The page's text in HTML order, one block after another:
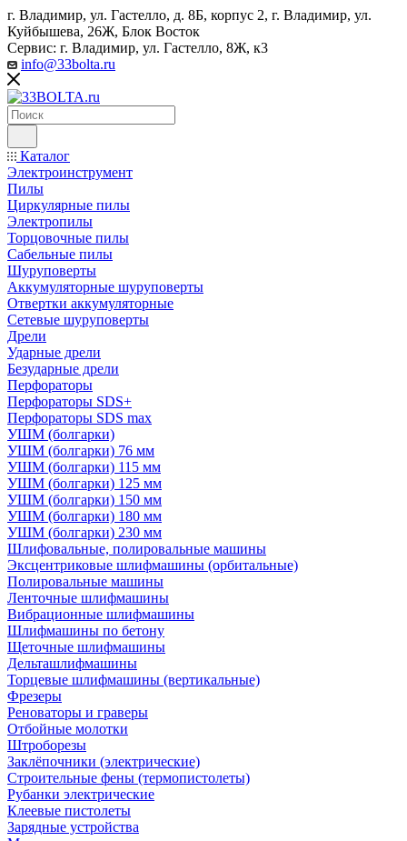
г. Владимир, ул. Гастелло, д. 8Б, корпус 2, г. Владимир, ул. ​
Куйбышева, 26Ж, Блок Восток
Сервис: г. Владимир, ул. Гастелло, 8Ж, к3
info@33bolta.ru
Каталог
Электроинструмент
Пилы
Циркулярные пилы
Электропилы
Торцовочные пилы
Сабельные пилы
Шуруповерты
Аккумуляторные шуруповерты
Отвертки аккумуляторные
Сетевые шуруповерты
Дрели
Ударные дрели
Безударные дрели
Перфораторы
Перфораторы SDS+
Перфораторы SDS max
УШМ (болгарки)
УШМ (болгарки) 76 мм
УШМ (болгарки) 115 мм
УШМ (болгарки) 125 мм
УШМ (болгарки) 150 мм
УШМ (болгарки) 180 мм
УШМ (болгарки) 230 мм
Шлифовальные, полировальные машины
Эксцентриковые шлифмашины (орбитальные)
Полировальные машины
Ленточные шлифмашины
Вибрационные шлифмашины
Шлифмашины по бетону
Щеточные шлифмашины
Дельташлифмашины
Торцевые шлифмашины (вертикальные)
Фрезеры
Реноваторы и граверы
Отбойные молотки
Штроборезы
Заклёпочники (электрические)
Строительные фены (термопистолеты)
Рубанки электрические
Клеевые пистолеты
Зарядные устройства